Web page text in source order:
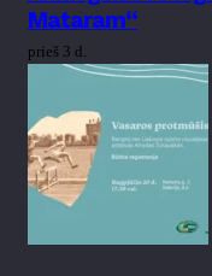
Mataram“
prieš 3 d.